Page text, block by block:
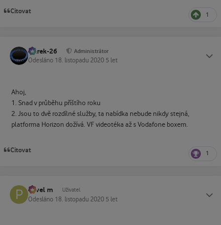
Citovat 1
Marek-26 Administrátor
Odesláno 18. listopadu 2020 5 let
Ahoj,
1. Snad v průběhu příštího roku
2. Jsou to dvě rozdílné služby, ta nabídka nebude nikdy stejná,
platforma Horizon dožívá. VF videotéka až s Vodafone boxem.
Citovat 1
Pavel m Uživatel
Odesláno 18. listopadu 2020 5 let